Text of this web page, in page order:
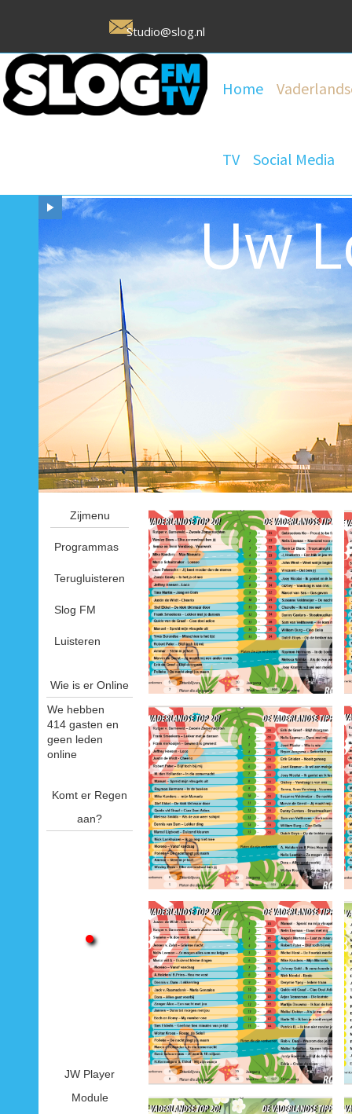
Studio@slog.nl
Home
TV Social Media
Uw
Zijmenu
Programmas
Terugluisteren
Slog FM
Luisteren
Wie is er Online
We hebben
414 gasten en
geen leden
online
Komt er Regen
aan?
JW Player
Module